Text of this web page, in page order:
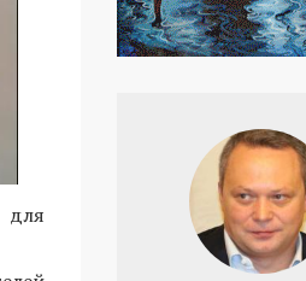
для